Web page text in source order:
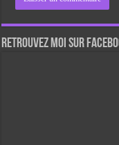
Retrouvez moi sur